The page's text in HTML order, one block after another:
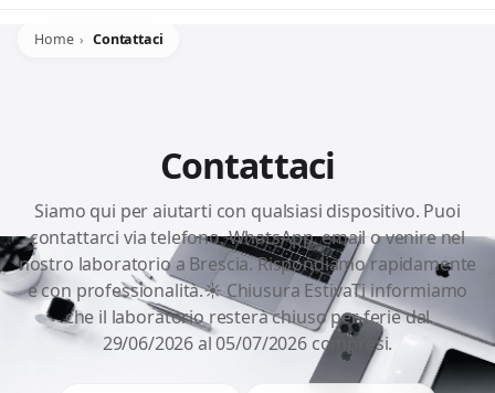
Home Contattaci
Contattaci
Siamo qui per aiutarti con qualsiasi dispositivo. Puoi
contattarci via telefono, WhatsApp, email o venire nel
nostro laboratorio a Brescia. Rispondiamo rapidamente
e con professionalità.☀️ Chiusura EstivaTi informiamo
che il laboratorio resterà chiuso per ferie dal
29/06/2026 al 05/07/2026 compresi.